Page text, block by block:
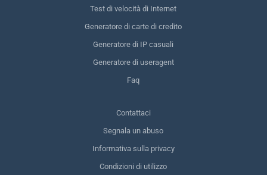
Test di velocità di Internet
Generatore di carte di credito
Generatore di IP casuali
Generatore di useragent
Faq
Contattaci
Segnala un abuso
Informativa sulla privacy
Condizioni di utilizzo